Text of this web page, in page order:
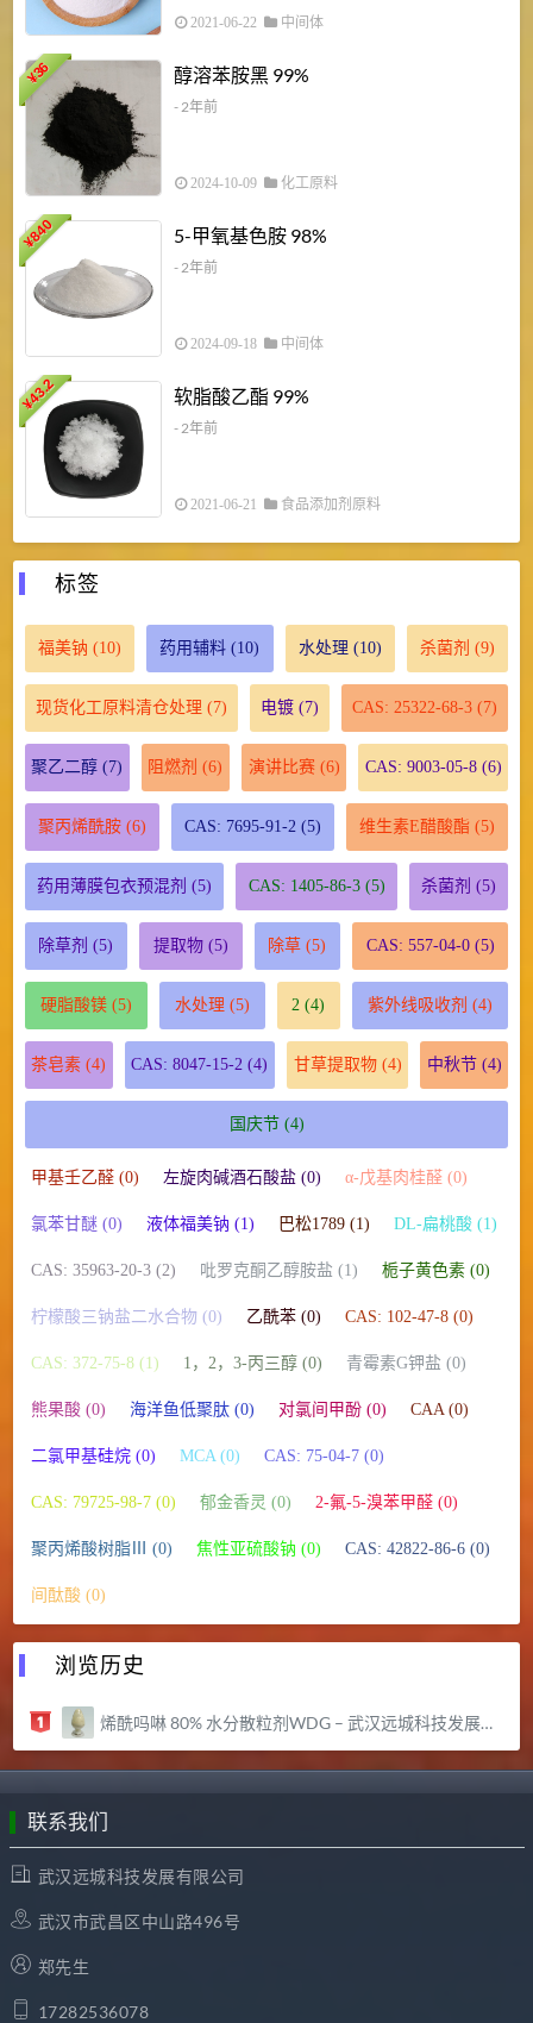
2021-06-22 中间体
¥
36 醇溶苯胺黑 99%
- 2年前
2024-10-09 化工原料
¥
840 5-甲氧基色胺 98%
- 2年前
2024-09-18 中间体
¥
43.2 软脂酸乙酯 99%
- 2年前
2021-06-21 食品添加剂原料
标签
福美钠 (10) 药用辅料 (10) 水处理 (10) 杀菌剂 (9)
现货化工原料清仓处理 (7) 电镀 (7) CAS: 25322-68-3 (7)
聚乙二醇 (7) 阻燃剂 (6) 演讲比赛(6) CAS: 9003-05-8(6)
聚丙烯酰胺(6) CAS: 7695-91-2 (5) 维生素E醋酸酯 (5)
药用薄膜包衣预混剂 (5) CAS: 1405-86-3(5) 杀菌剂 (5)
除草剂 (5) 提取物(5) 除草 (5) CAS: 557-04-0(5)
硬脂酸镁(5) 水处理 (5) 2 (4) 紫外线吸收剂 (4)
茶皂素 (4) CAS: 8047-15-2 (4) 甘草提取物(4) 中秋节(4)
国庆节(4)
甲基壬乙醛 (0) 左旋肉碱酒石酸盐 (0) α-戊基肉桂醛 (0)
氯苯甘醚 (0) 液体福美钠 (1) 巴松1789 (1) DL-扁桃酸 (1)
CAS: 35963-20-3 (2) 吡罗克酮乙醇胺盐 (1) 栀子黄色素 (0)
柠檬酸三钠盐二水合物 (0) 乙酰苯 (0) CAS: 102-47-8 (0)
CAS: 372-75-8 (1) 1，2，3-丙三醇 (0) 青霉素G钾盐 (0)
熊果酸 (0) 海洋鱼低聚肽 (0) 对氯间甲酚 (0) CAA (0)
二氯甲基硅烷 (0) MCA (0) CAS: 75-04-7 (0)
CAS: 79725-98-7 (0) 郁金香灵 (0) 2-氟-5-溴苯甲醛 (0)
聚丙烯酸树脂Ⅲ (0) 焦性亚硫酸钠 (0) CAS: 42822-86-6 (0)
间酞酸 (0)
浏览历史
烯酰吗啉 80% 水分散粒剂WDG – 武汉远城科技发展有限公司
联系我们
武汉远城科技发展有限公司
武汉市武昌区中山路496号
郑先生
17282536078